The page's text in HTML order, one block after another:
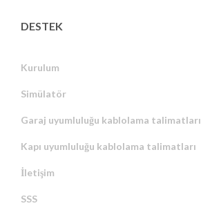
DESTEK
Kurulum
Simülatör
Garaj uyumluluğu kablolama talimatları
Kapı uyumluluğu kablolama talimatları
İletişim
SSS